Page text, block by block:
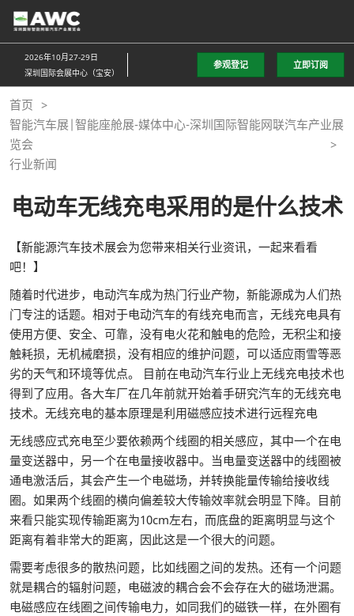
直
接
跳
至
内
容
2026年10月27-29日
深圳国际会展中心（宝安）
参观登记 立即订阅
首页
智能汽车展|智能座舱展-媒体中心-深圳国际智能网联汽车产业展
览会
行业新闻
电动车无线充电采用的是什么技术
【新能源汽车技术展会为您带来相关行业资讯，一起来看看
吧！】
随着时代进步，电动汽车成为热门行业产物，新能源成为人们热
门专注的话题。相对于电动汽车的有线充电而言，无线充电具有
使用方便、安全、可靠，没有电火花和触电的危险，无积尘和接
触耗损，无机械磨损，没有相应的维护问题，可以适应雨雪等恶
劣的天气和环境等优点。 目前在电动汽车行业上无线充电技术也
得到了应用。各大车厂在几年前就开始着手研究汽车的无线充电
技术。无线充电的基本原理是利用磁感应技术进行远程充电
无线感应式充电至少要依赖两个线圈的相关感应，其中一个在电
量变送器中，另一个在电量接收器中。当电量变送器中的线圈被
通电激活后，其会产生一个电磁场，并转换能量传输给接收线
圈。如果两个线圈的横向偏差较大传输效率就会明显下降。目前
来看只能实现传输距离为10cm左右，而底盘的距离明显与这个
距离有着非常大的距离，因此这是一个很大的问题。
需要考虑很多的散热问题，比如线圈之间的发热。还有一个问题
就是耦合的辐射问题，电磁波的耦合会不会存在大的磁场泄漏。
电磁感应在线圈之间传输电力，如同我们的磁铁一样，在外圈有